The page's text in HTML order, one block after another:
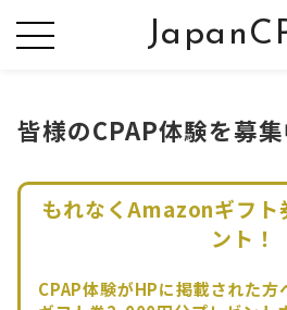
皆様のCPAP体験を募集
もれなくAmazonギフ
ント！
CPAP体験がHPに掲載された